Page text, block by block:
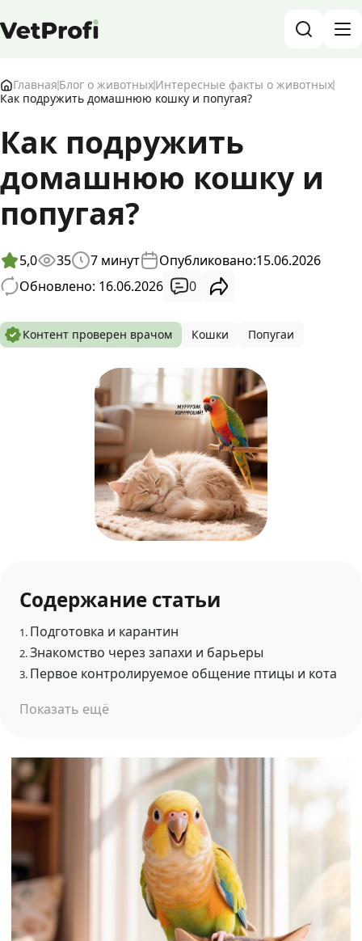
База знаний о животных и ветеринарии
Войти
Главная Блог о животныхИнтересные факты о животных
Как подружить домашнюю кошку и попугая?
Как подружить
домашнюю кошку и
попугая?
5,0 35 7 минут Опубликовано:15.06.2026
Обновлено: 16.06.2026
0
Контент проверен врачом Кошки Попугаи
Содержание статьи
1. Подготовка и карантин
2.Знакомство через запахи и барьеры
3. Первое контролируемое общение птицы и кота
Показать ещё